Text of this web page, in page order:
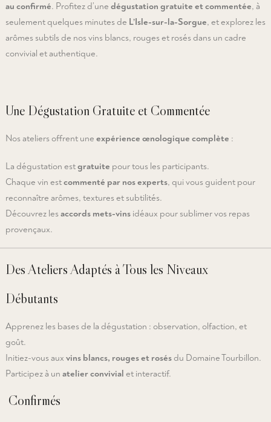
au confirmé. Profitez d’une dégustation gratuite et commentée, à
seulement quelques minutes de L’Isle-sur-la-Sorgue, et explorez les
arômes subtils de nos vins blancs, rouges et rosés dans un cadre
convivial et authentique.
Une Dégustation Gratuite et Commentée
Nos ateliers offrent une expérience œnologique complète :
La dégustation estgratuite pour tous les participants.
Chaque vin estcommenté par nos experts, qui vous guident pour
reconnaître arômes, textures et subtilités.
Découvrez lesaccords mets-vins idéaux pour sublimer vos repas
provençaux.
Des Ateliers Adaptés à Tous les Niveaux
Débutants
Apprenez les bases de la dégustation : observation, olfaction, et
goût.
Initiez-vous aux vins blancs, rouges et rosésdu Domaine Tourbillon.
Participez à un atelier convivial et interactif.
Confirmés